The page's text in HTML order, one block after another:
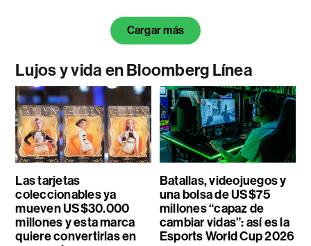
Cargar más
Lujos y vida en Bloomberg Línea
Las tarjetas
coleccionables ya
mueven US$30.000
millones y esta marca
quiere convertirlas en
Batallas, videojuegos y
una bolsa de US$75
millones “capaz de
cambiar vidas”: así es la
Esports World Cup 2026